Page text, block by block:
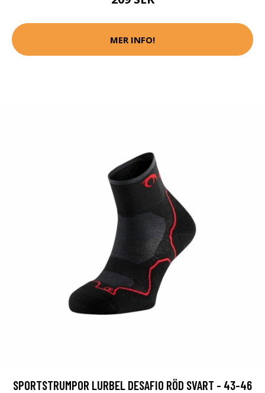
MER INFO!
SPORTSTRUMPOR LURBEL DESAFIO RÖD SVART - 43-46